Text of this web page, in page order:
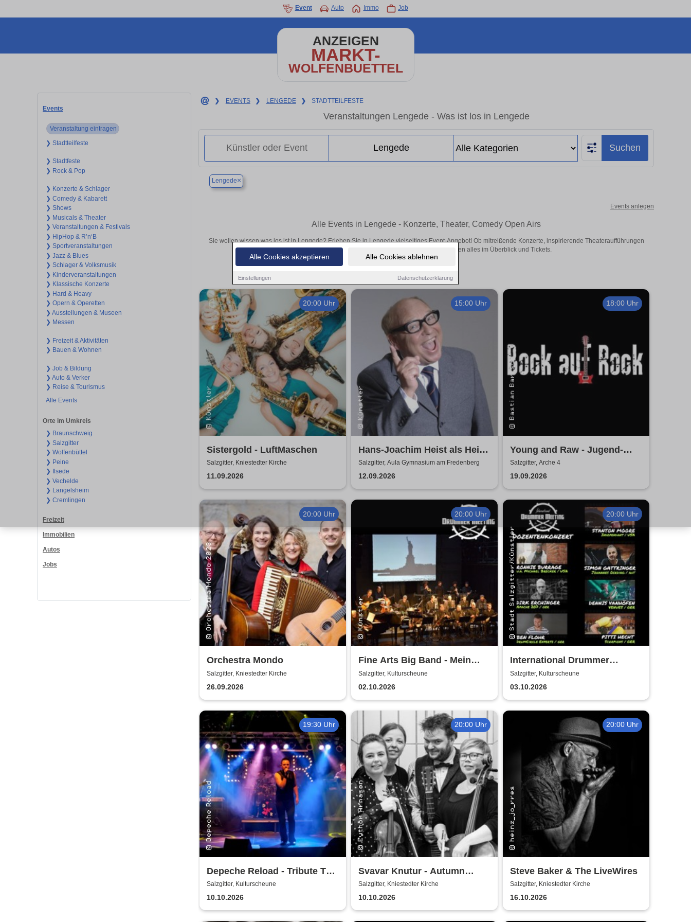
Alle Cookies akzeptieren Alle Cookies ablehnen
Einstellungen Datenschutzerklärung
Event Auto Immo Job
ANZEIGEN
MARKT-
WOLFENBUETTEL
Events
Veranstaltung eintragen
❯ Stadtteilfeste
❯ Stadtfeste
❯ Rock & Pop
❯ Konzerte & Schlager
❯ Comedy & Kabarett
❯ Shows
❯ Musicals & Theater
❯ Veranstaltungen & Festivals
❯ HipHop & R’n‘B
❯ Sportveranstaltungen
❯ Jazz & Blues
❯ Schlager & Volksmusik
❯ Kinderveranstaltungen
❯ Klassische Konzerte
❯ Hard & Heavy
❯ Opern & Operetten
❯ Ausstellungen & Museen
❯ Messen
❯ Freizeit & Aktivitäten
❯ Bauen & Wohnen
❯ Job & Bildung
❯ Auto & Verker
❯ Reise & Tourismus
Alle Events
Orte im Umkreis
❯ Braunschweig
❯ Salzgitter
❯ Wolfenbüttel
❯ Peine
❯ Ilsede
❯ Vechelde
❯ Langelsheim
❯ Cremlingen
Freizeit
Immobilien
Autos
Jobs
❯ EVENTS ❯ LENGEDE ❯ STADTTEILFESTE
Veranstaltungen Lengede - Was ist los in Lengede
Suchen
Lengede×
Events anlegen
Alle Events in Lengede - Konzerte, Theater, Comedy Open Airs
Sie wollen wissen was los ist in Lengede? Erleben Sie in Lengede vielseitiges Event-Angebot! Ob mitreißende Konzerte, inspirierende Theateraufführungen
oder aufregende Veranstaltungen in Lengede – hier finden alles im Überblick und Tickets.
20:00 Uhr
Sistergold - LuftMaschen
Salzgitter, Kniestedter Kirche
11.09.2026
15:00 Uhr
Hans-Joachim Heist als Heinz
Erhard - Noch'n Gedicht
Salzgitter, Aula Gymnasium am Fredenberg
12.09.2026
18:00 Uhr
Young and Raw - Jugend-
Konzert
Salzgitter, Arche 4
19.09.2026
20:00 Uhr
Orchestra Mondo
Salzgitter, Kniestedter Kirche
26.09.2026
20:00 Uhr
Fine Arts Big Band - Mein
amerikanischer Traum - True
Stories
Salzgitter, Kulturscheune
02.10.2026
20:00 Uhr
International Drummer
Meeting Konzert |
Kulturscheune
Salzgitter, Kulturscheune
03.10.2026
19:30 Uhr
Depeche Reload - Tribute To
Depeche Mode
Salzgitter, Kulturscheune
10.10.2026
20:00 Uhr
Svavar Knutur - Autumn
String Trio Tour
Salzgitter, Kniestedter Kirche
10.10.2026
20:00 Uhr
Steve Baker & The LiveWires
Salzgitter, Kniestedter Kirche
16.10.2026